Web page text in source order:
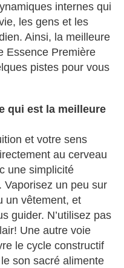
internes qui
les gens et les
Ainsi, la meilleure
Essence Première
pistes pour vous
qui est la meilleure
et votre sens
au cerveau
une simplicité
Vaporisez un peu sur
un vêtement, et
guider. N’utilisez pas
Une autre voie
le cycle constructif
son sacré alimente